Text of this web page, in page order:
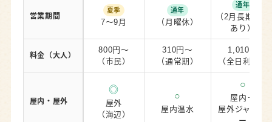
営業期間
夏季
7〜9月
通年
（月曜休）
通年
（2月長期休館
あり）
料金（大人）
800円〜
（市民）
310円〜
（通常期）
1,010円
（全日利用）
屋内・屋外
◎
屋外
（海辺）
○
屋内温水
○
屋内＋
屋外ジャグジ